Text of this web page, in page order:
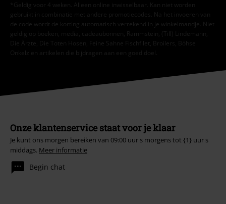
*Geldig voor 4 weken. Alleen online inwisselbaar. Kan niet worden
gebruikt in combinatie met andere promotiecodes. Na het invoeren van
de code wordt de korting automatisch verrekend in je winkelmandje. Niet
geldig op boeken, media, cadeaubonnen, Rammstein, (Till) Lindemann,
Die Ärzte, Die Toten Hosen, Feine Sahne Fischfilet, Broilers, Böhse
Onkelz en artikelen die bijdragen aan een goed doel.
Onze klantenservice staat voor je klaar
Je kunt ons morgen bereiken van 09:00 uur s morgens tot {1} uur s
middags. Meer informatie
Begin chat